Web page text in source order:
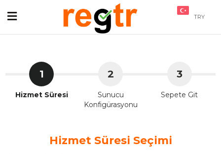
TRY
1
Hizmet Süresi
2
Sunucu
Konfigürasyonu
3
Sepete Git
Hizmet Süresi Seçimi